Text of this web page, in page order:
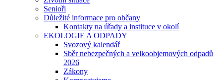
Senioři
Důležité informace pro občany
Kontakty na úřady a instituce v okolí
EKOLOGIE A ODPADY
Svozový kalendář
Sběr nebezpečných a velkoobjemových odpadů
2026
Zákony